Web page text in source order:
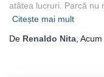
atâtea lucruri. Parcă nu
Citește mai mult
De Renaldo Nita , Acum